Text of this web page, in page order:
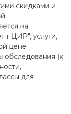
скидками и
на
ЦИР", услуги,
цене
обследования (к
для